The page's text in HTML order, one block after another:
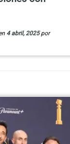
4 abril, 2025 por